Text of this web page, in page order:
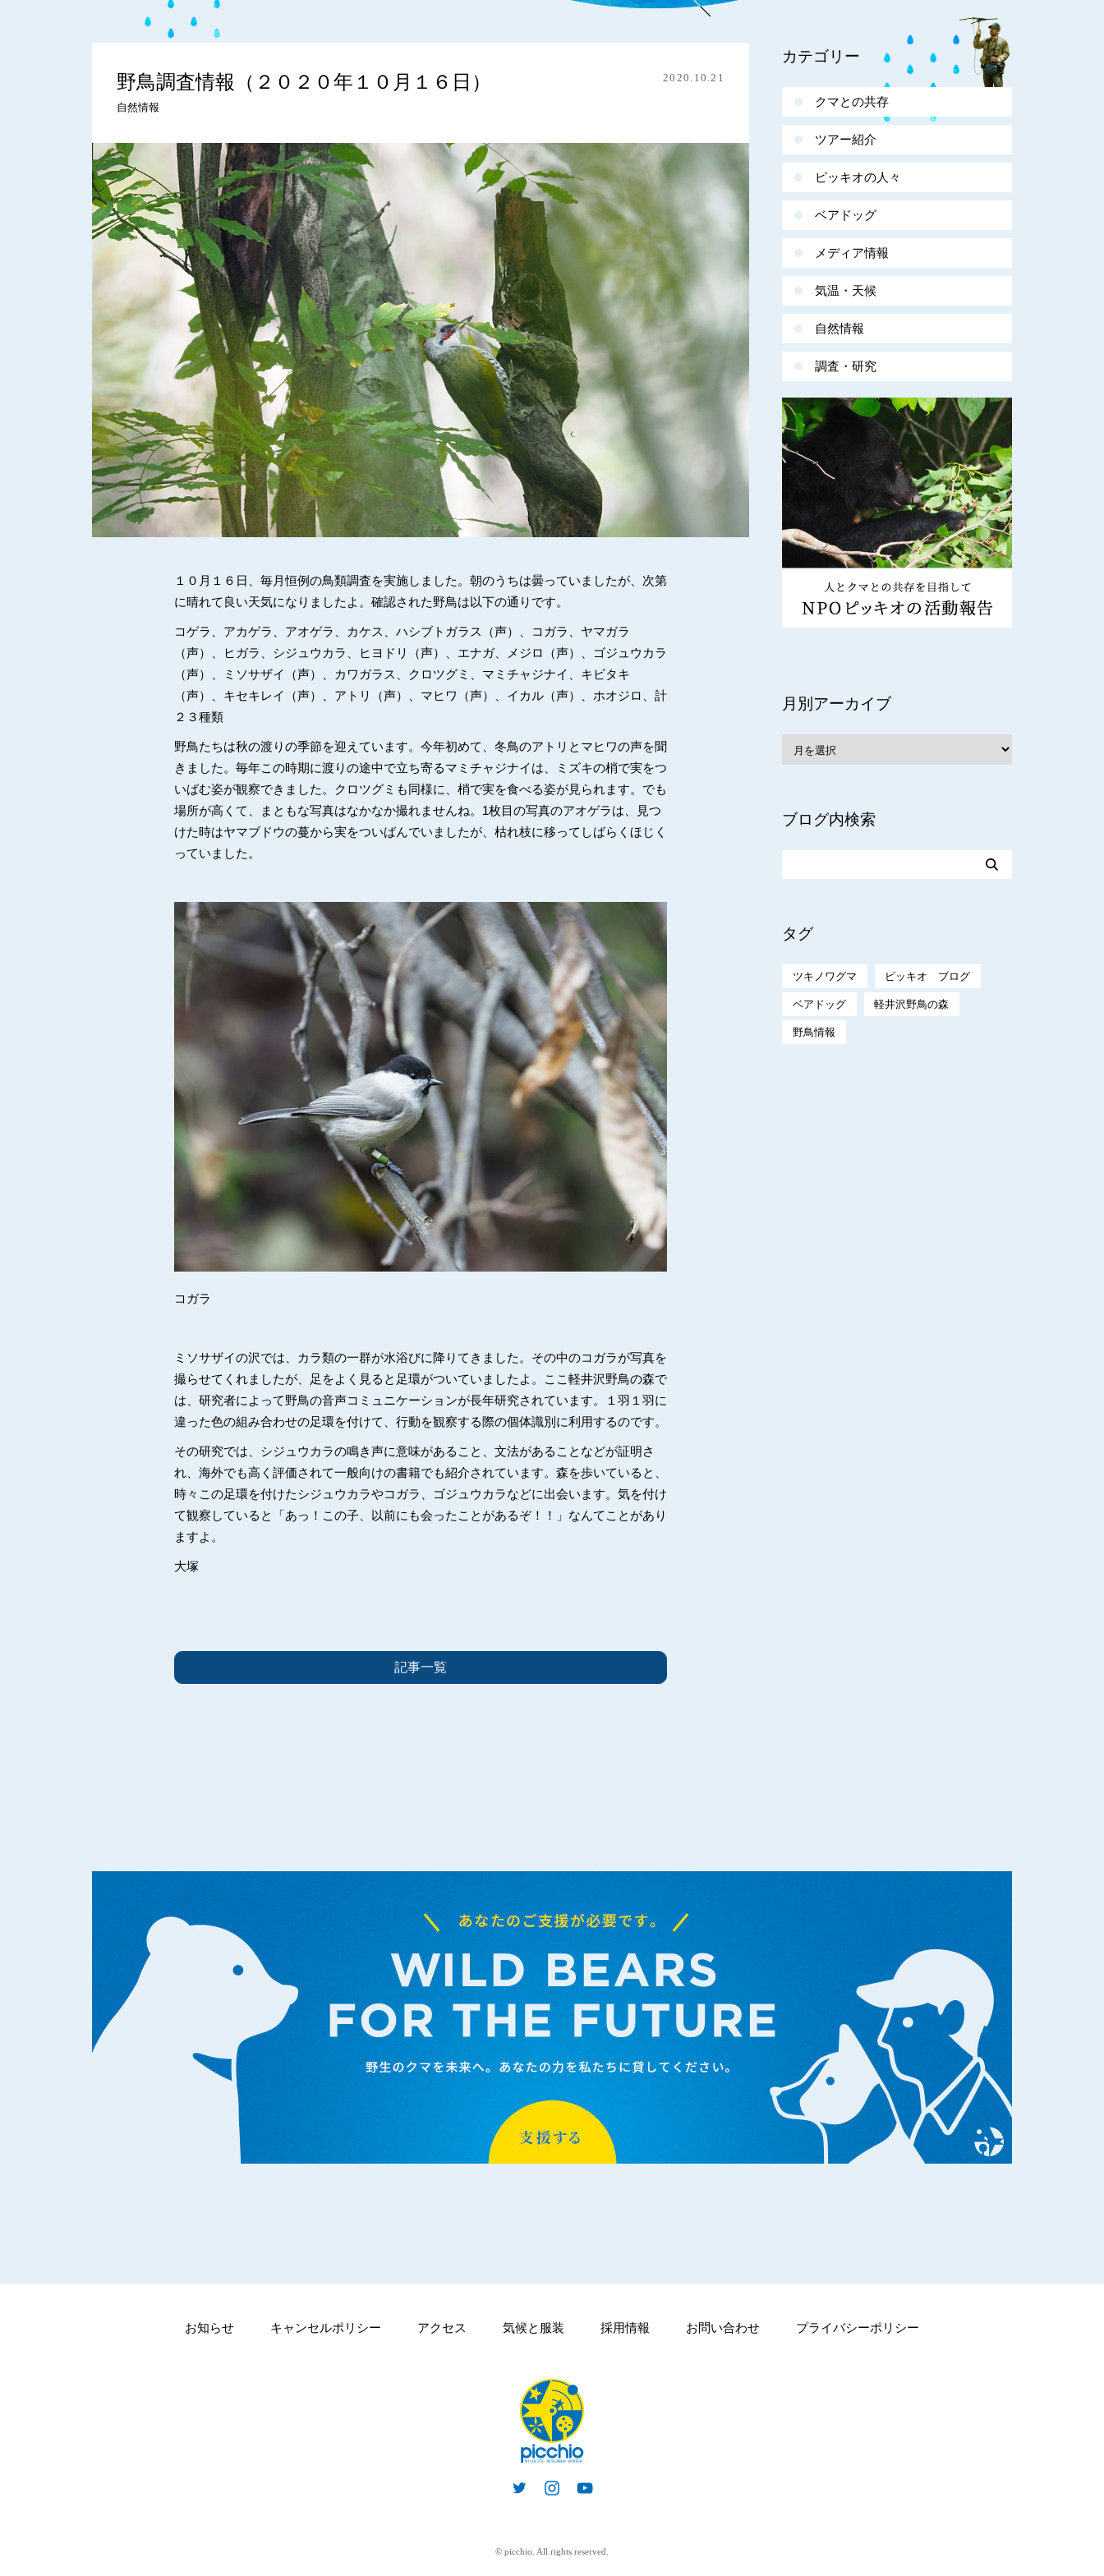
野鳥調査情報（２０２０年１０月１６日）
自然情報
2020.10.21
１０月１６日、毎月恒例の鳥類調査を実施しました。朝のうちは曇っていましたが、次第
に晴れて良い天気になりましたよ。確認された野鳥は以下の通りです。
コゲラ、アカゲラ、アオゲラ、カケス、ハシブトガラス（声）、コガラ、ヤマガラ
（声）、ヒガラ、シジュウカラ、ヒヨドリ（声）、エナガ、メジロ（声）、ゴジュウカラ
（声）、ミソサザイ（声）、カワガラス、クロツグミ、マミチャジナイ、キビタキ
（声）、キセキレイ（声）、アトリ（声）、マヒワ（声）、イカル（声）、ホオジロ、計
２３種類
野鳥たちは秋の渡りの季節を迎えています。今年初めて、冬鳥のアトリとマヒワの声を聞
きました。毎年この時期に渡りの途中で立ち寄るマミチャジナイは、ミズキの梢で実をつ
いばむ姿が観察できました。クロツグミも同様に、梢で実を食べる姿が見られます。でも
場所が高くて、まともな写真はなかなか撮れませんね。1枚目の写真のアオゲラは、見つ
けた時はヤマブドウの蔓から実をついばんでいましたが、枯れ枝に移ってしばらくほじく
っていました。
コガラ
ミソサザイの沢では、カラ類の一群が水浴びに降りてきました。その中のコガラが写真を
撮らせてくれましたが、足をよく見ると足環がついていましたよ。ここ軽井沢野鳥の森で
は、研究者によって野鳥の音声コミュニケーションが長年研究されています。１羽１羽に
違った色の組み合わせの足環を付けて、行動を観察する際の個体識別に利用するのです。
その研究では、シジュウカラの鳴き声に意味があること、文法があることなどが証明さ
れ、海外でも高く評価されて一般向けの書籍でも紹介されています。森を歩いていると、
時々この足環を付けたシジュウカラやコガラ、ゴジュウカラなどに出会います。気を付け
て観察していると「あっ！この子、以前にも会ったことがあるぞ！！」なんてことがあり
ますよ。
大塚
記事一覧
カテゴリー
クマとの共存
ツアー紹介
ピッキオの人々
ベアドッグ
メディア情報
気温・天候
自然情報
調査・研究
月別アーカイブ
ブログ内検索
タグ
ツキノワグマ ピッキオ ブログ
ベアドッグ 軽井沢野鳥の森
野鳥情報
お知らせ キャンセルポリシー アクセス 気候と服装 採用情報 お問い合わせ プライバシーポリシー
© picchio. All rights reserved.